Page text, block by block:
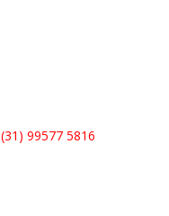
(31) 99577 5816